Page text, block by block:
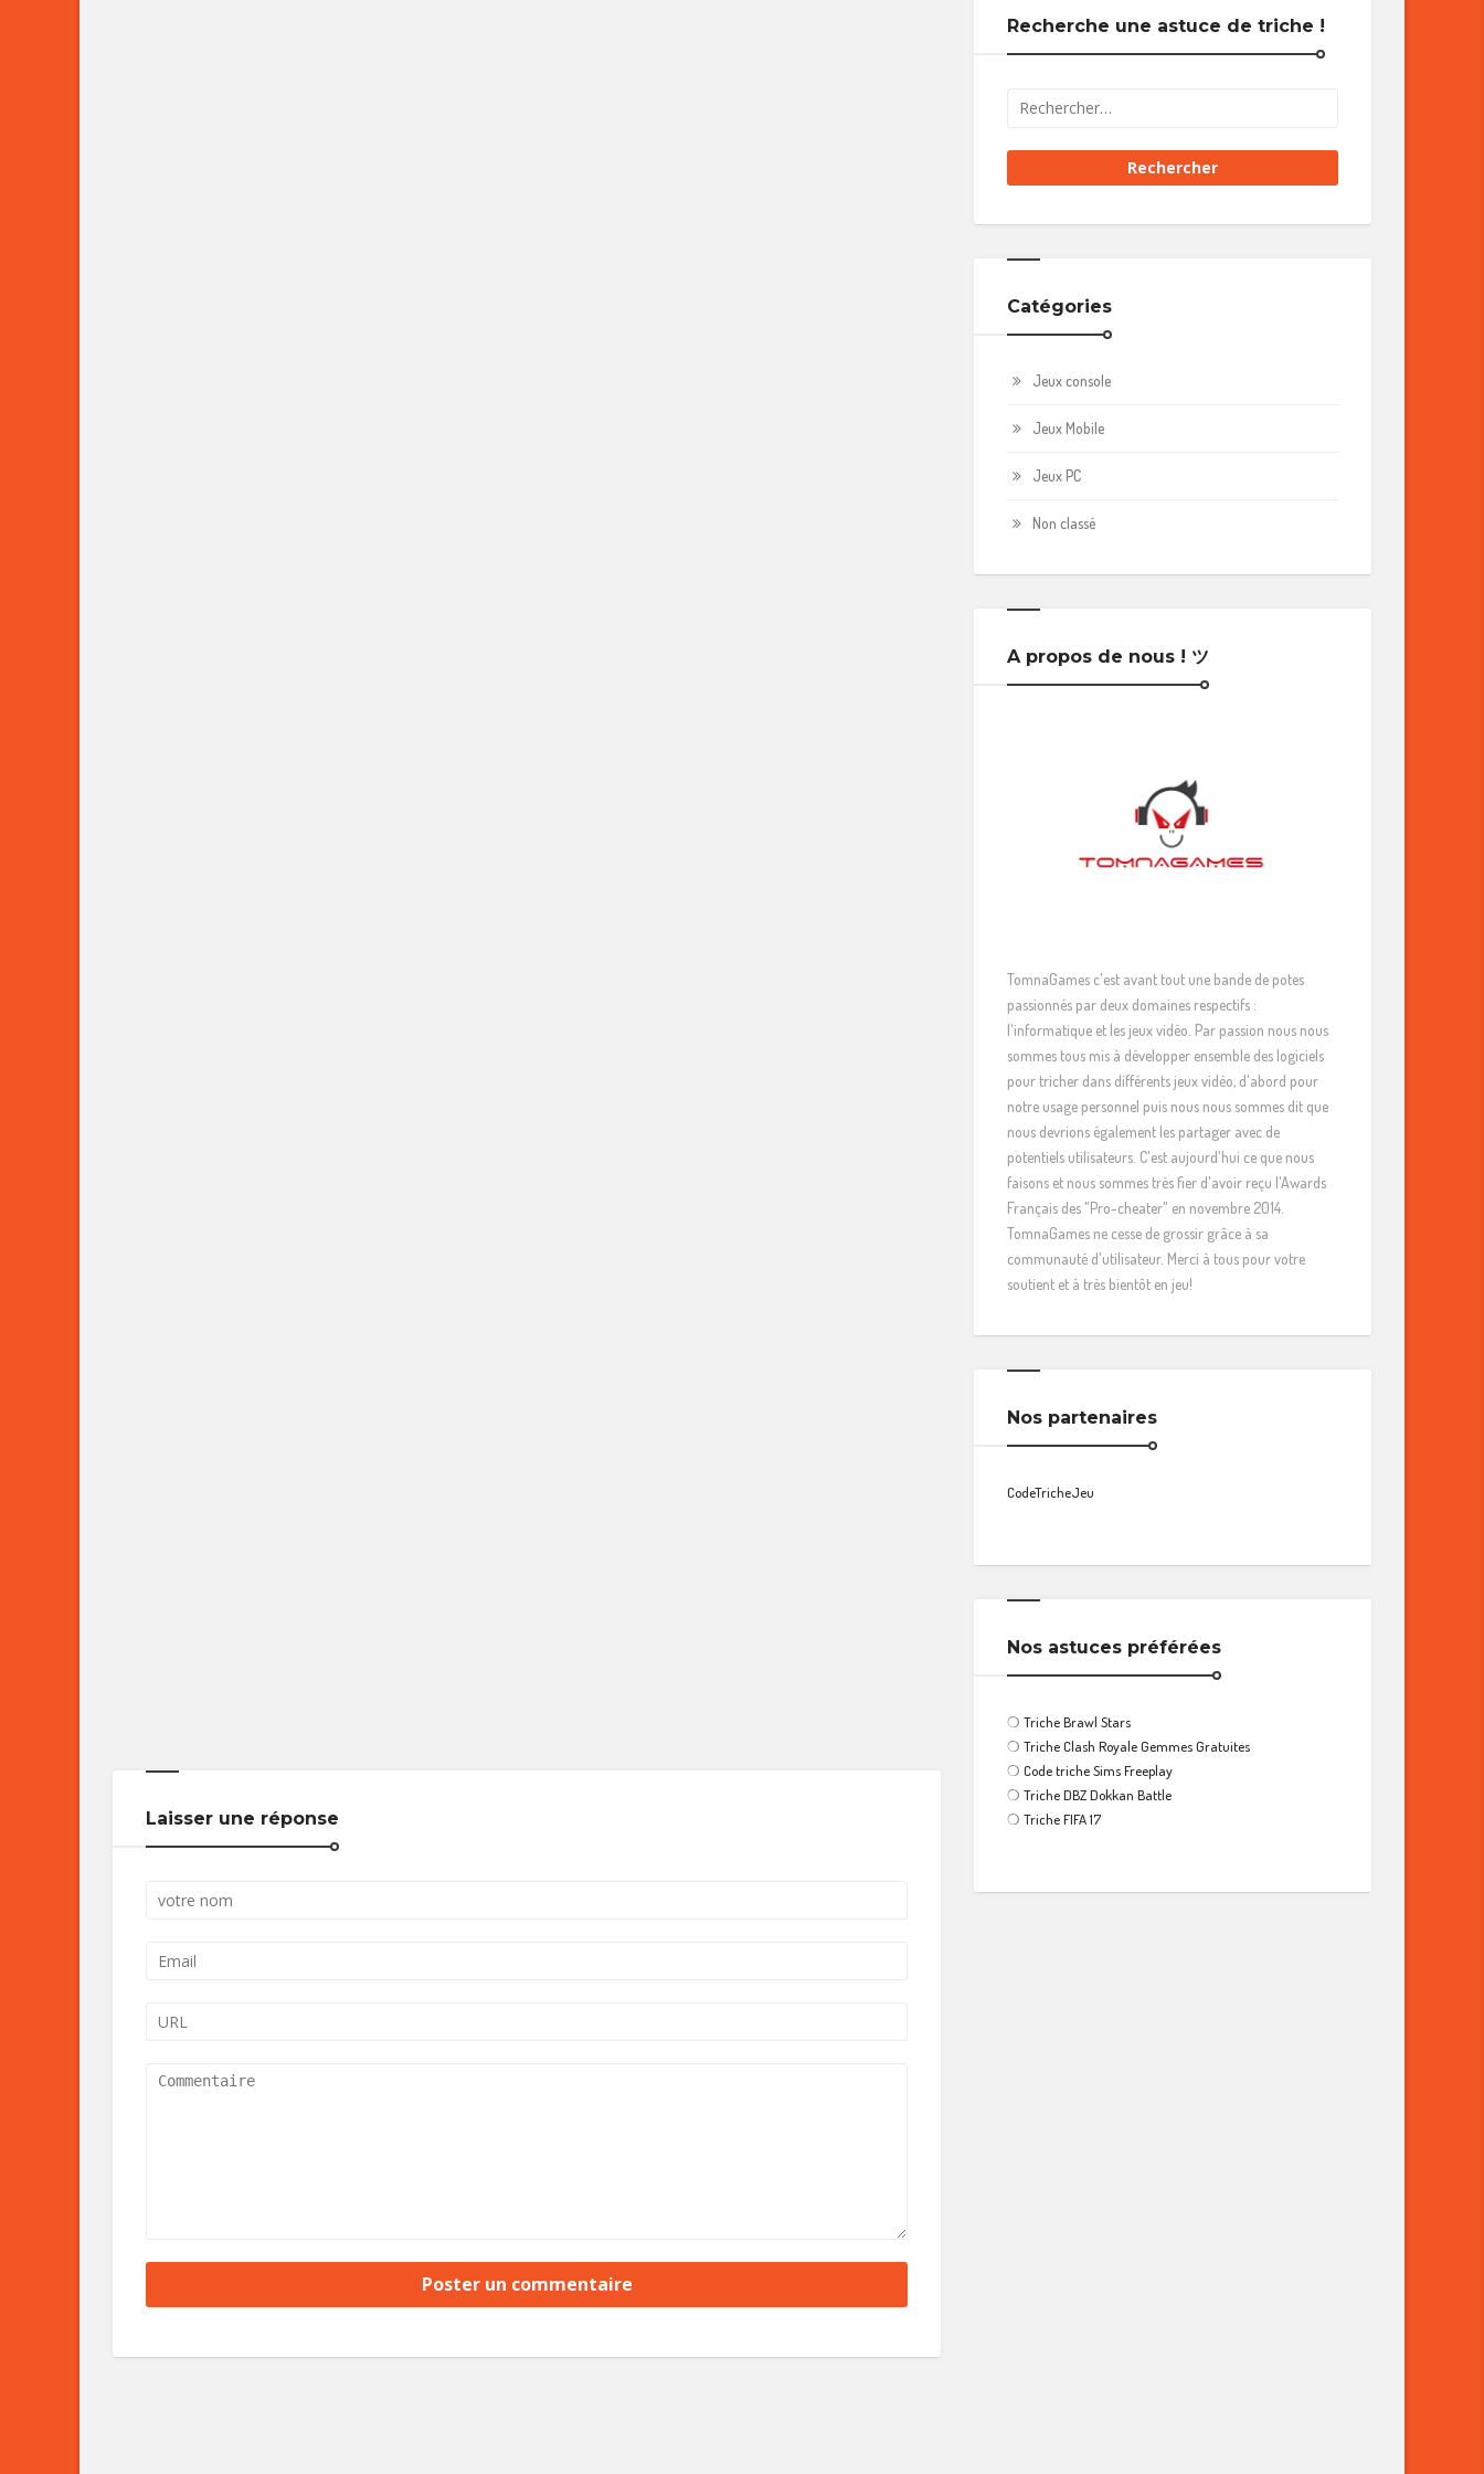
Laisser une réponse
Recherche une astuce de triche !
Catégories
Jeux console
Jeux Mobile
Jeux PC
Non classé
A propos de nous ! ツ
TomnaGames c'est avant tout une bande de potes
passionnés par deux domaines respectifs :
l'informatique et les jeux vidéo. Par passion nous nous
sommes tous mis à développer ensemble des logiciels
pour tricher dans différents jeux vidéo, d'abord pour
notre usage personnel puis nous nous sommes dit que
nous devrions également les partager avec de
potentiels utilisateurs. C'est aujourd'hui ce que nous
faisons et nous sommes très fier d'avoir reçu l'Awards
Français des "Pro-cheater" en novembre 2014.
TomnaGames ne cesse de grossir grâce à sa
communauté d'utilisateur. Merci à tous pour votre
soutient et à très bientôt en jeu!
Nos partenaires
CodeTricheJeu
Nos astuces préférées
❍ Triche Brawl Stars
❍ Triche Clash Royale Gemmes Gratuites
❍ Code triche Sims Freeplay
❍ Triche DBZ Dokkan Battle
❍ Triche FIFA 17